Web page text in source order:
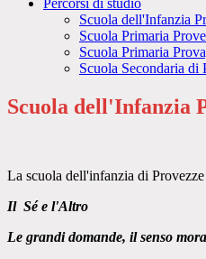
Percorsi di studio
Scuola dell'Infanzia
Scuola Primaria
Scuola Primaria
Scuola Secondaria
Scuola dell'Infanzia
La scuola dell'infanzia di
Il Sé e l'Altro
Le grandi domande, il senso